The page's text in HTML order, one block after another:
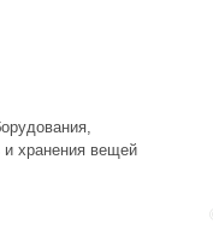
и хранения вещей